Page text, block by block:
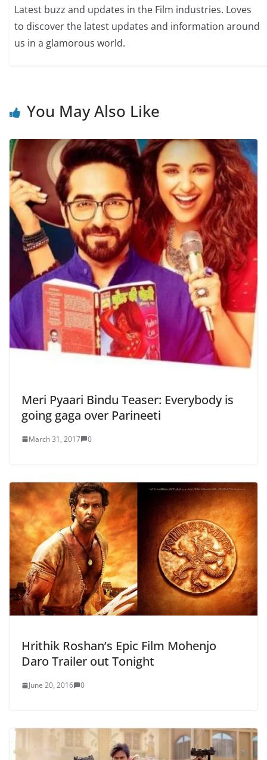
Latest buzz and updates in the Film industries. Loves
to discover the latest updates and information around
us in a glamorous world.
You May Also Like
Meri Pyaari Bindu Teaser: Everybody is
going gaga over Parineeti
March 31, 2017 0
Hrithik Roshan’s Epic Film Mohenjo
Daro Trailer out Tonight
June 20, 2016 0